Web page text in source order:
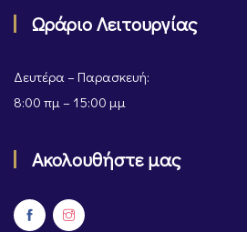
Ωράριο Λειτουργίας
Δευτέρα – Παρασκευή:
8:00 πμ – 15:00 μμ
Ακολουθήστε μας